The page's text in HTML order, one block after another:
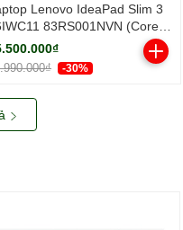
Lenovo IdeaPad Slim 3
83RS001NVN (Core 5
16GB/ 512GB SSD/ 16
WUXGA/ Win11/ Grey/ Vỏ
2Y)
-30%